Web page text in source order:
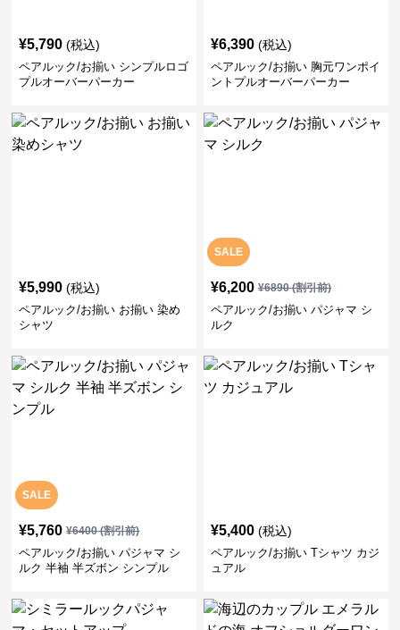
¥5,790 (税込)
ペアルック/お揃い シンプルロゴ
プルオーバーパーカー
¥6,390 (税込)
ペアルック/お揃い 胸元ワンポイ
ントプルオーバーパーカー
¥5,990 (税込)
ペアルック/お揃い お揃い 染め
シャツ
SALE
¥6,200 ¥6890(割引前)
ペアルック/お揃い パジャマ シ
ルク
SALE
¥5,760 ¥6400(割引前)
ペアルック/お揃い パジャマ シ
ルク 半袖 半ズボン シンプル
¥5,400 (税込)
ペアルック/お揃い Tシャツ カジ
ュアル